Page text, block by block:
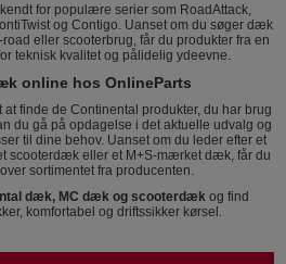
for populære serier som RoadAttack,
og Contigo. Uanset om du søger dæk
eller scooterbrug, får du produkter fra en
teknisk kvalitet og pålidelig ydeevne.
online hos OnlineParts
finde de Continental produkter, du har brug
du gå på opdagelse i det aktuelle udvalg og
til dine behov. Uanset om du leder efter et
scooterdæk eller et M+S-mærket dæk, får du
sortimentet fra producenten.
dæk, MC dæk og scooterdæk og find
komfortabel og driftssikker kørsel.